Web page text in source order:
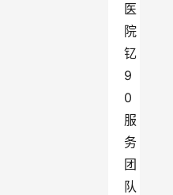
医
院
钇
9
0
服
务
团
队